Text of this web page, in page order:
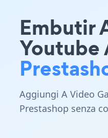
Embutir
Youtube
Aggiungi A Video
Prestashop senza